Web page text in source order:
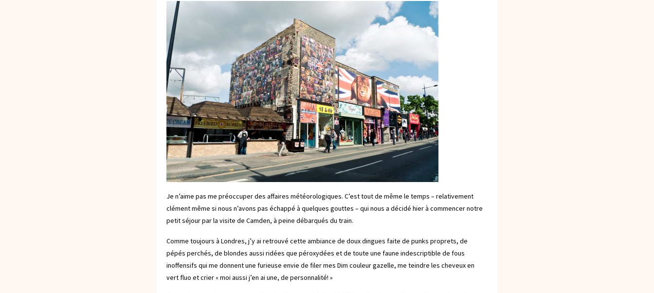
Je n’aime pas me préoccuper des affaires météorologiques. C’est tout de même le temps – relativement
clément même si nous n’avons pas échappé à quelques gouttes – qui nous a décidé hier à commencer notre
petit séjour par la visite de Camden, à peine débarqués du train.
Comme toujours à Londres, j’y ai retrouvé cette ambiance de doux dingues faite de punks proprets, de
pépés perchés, de blondes aussi ridées que péroxydées et de toute une faune indescriptible de fous
inoffensifs qui me donnent une furieuse envie de filer mes Dim couleur gazelle, me teindre les cheveux en
vert fluo et crier « moi aussi j’en ai une, de personnalité! »